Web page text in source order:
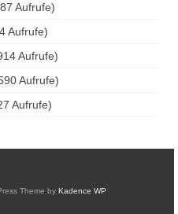
GW-L 2
TLF 16/24 Tr
GW-G
KdoW
Aufrufe)
Aufrufe)
Aufrufe)
Aufrufe)
Aufrufe)
Theme by Kadence WP